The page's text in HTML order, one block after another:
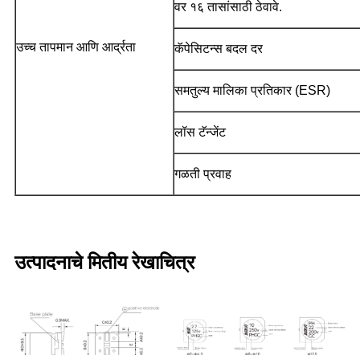
उच्च तापमान आणि आर्द्रता
वर १६ तासांसाठी ठेवावे.
कॅपेसिटन्स बदल दर
समतुल्य मालिका प्रतिकार (ESR)
लॉस टॅन्जेंट
गळती प्रवाह
उत्पादनाचे मितीय रेखाचित्र